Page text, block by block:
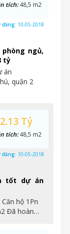
phòng ngủ,
tỷ
án
quận 2
tích:48,5 m2
đăng: 10-05-2018
tốt dự án
hộ 1Pn
Đã hoàn…
2.13 Tỷ
tích:48,5 m2
đăng: 10-05-2018